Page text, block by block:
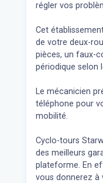
régler vos
Cet
de votre deux-
pièces, un faux-
périodique selon
Le mécanicien
téléphone pour
mobilité.
Cyclo-tours
des meilleurs
plateforme. En
vous donnerez à